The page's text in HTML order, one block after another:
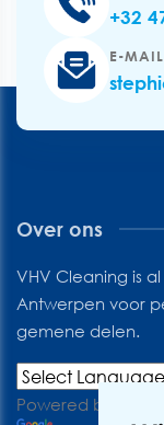
+32
E-
Over ons
VHV Cleaning is
Antwerpen voor
gemene delen.
Powered by